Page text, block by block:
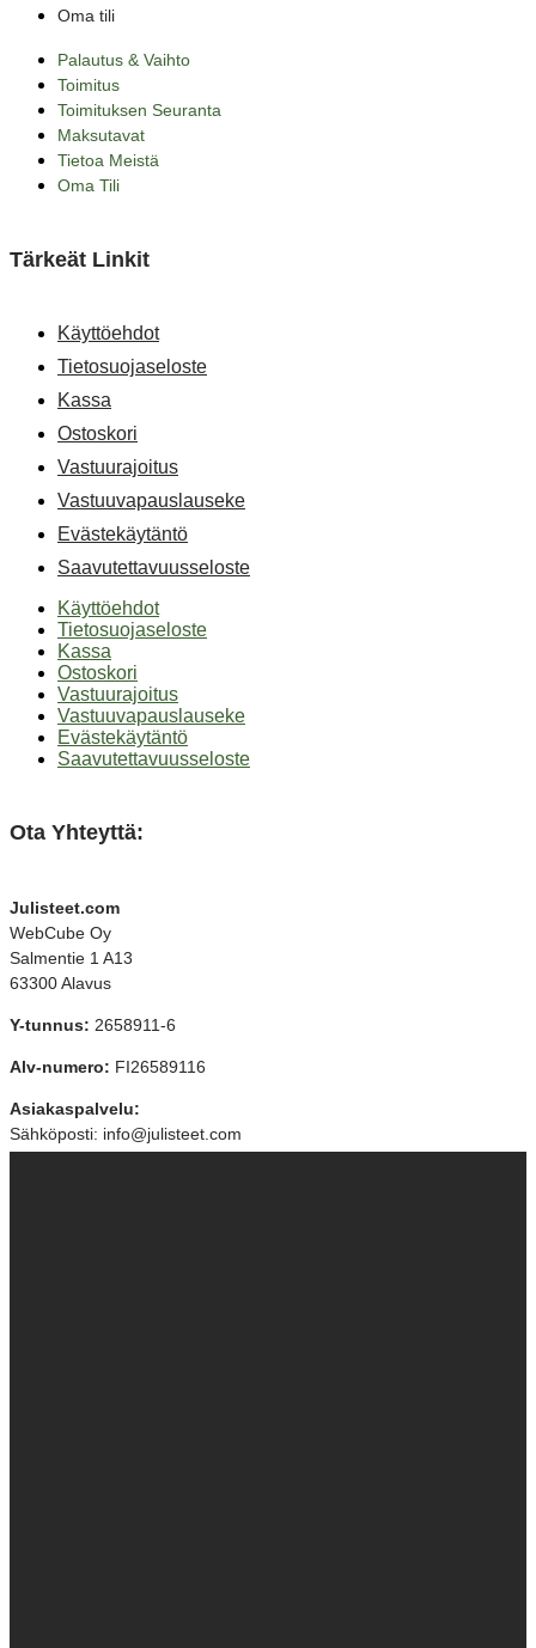
Oma tili
Palautus & Vaihto
Toimitus
Toimituksen Seuranta
Maksutavat
Tietoa Meistä
Oma Tili
Tärkeät Linkit
Käyttöehdot
Tietosuojaseloste
Kassa
Ostoskori
Vastuurajoitus
Vastuuvapauslauseke
Evästekäytäntö
Saavutettavuusseloste
Käyttöehdot
Tietosuojaseloste
Kassa
Ostoskori
Vastuurajoitus
Vastuuvapauslauseke
Evästekäytäntö
Saavutettavuusseloste
Ota Yhteyttä:
Julisteet.com
WebCube Oy
Salmentie 1 A13
63300 Alavus
Y-tunnus: 2658911-6
Alv-numero: FI26589116
Asiakaspalvelu:
Sähköposti: info@julisteet.com